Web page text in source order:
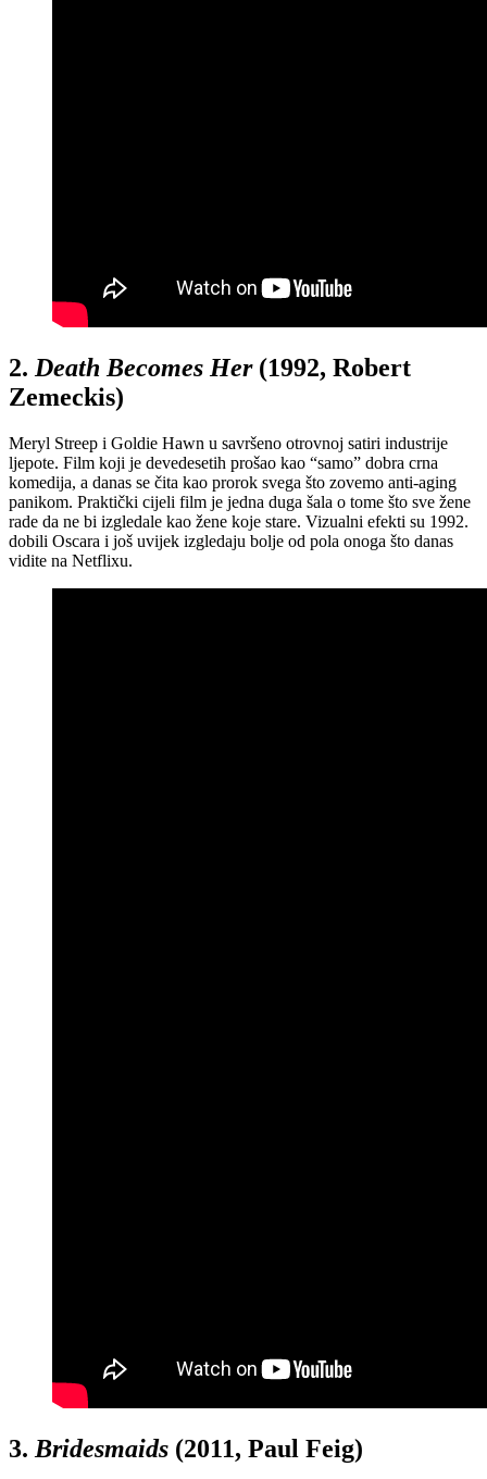
2. Death Becomes Her(1992, Robert
Zemeckis)
Meryl Streep i Goldie Hawn u savršeno otrovnoj satiri industrije
ljepote. Film koji je devedesetih prošao kao “samo” dobra crna
komedija, a danas se čita kao prorok svega što zovemo anti-aging
panikom. Praktički cijeli film je jedna duga šala o tome što sve žene
rade da ne bi izgledale kao žene koje stare. Vizualni efekti su 1992.
dobili Oscara i još uvijek izgledaju bolje od pola onoga što danas
vidite na Netflixu.
3. Bridesmaids (2011, Paul Feig)